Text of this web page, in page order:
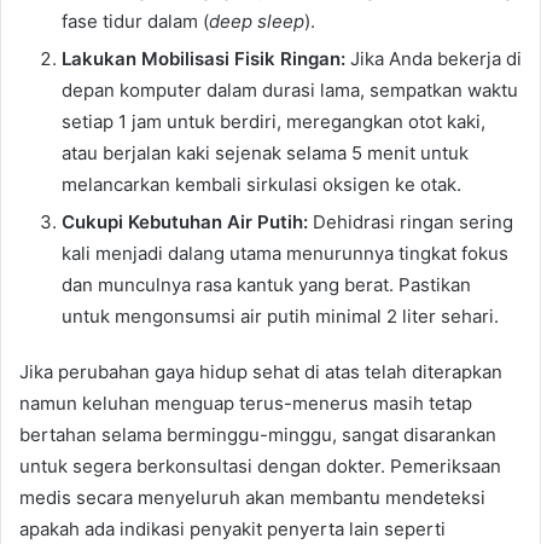
fase tidur dalam (deep sleep).
Lakukan Mobilisasi Fisik Ringan: Jika Anda bekerja di
depan komputer dalam durasi lama, sempatkan waktu
setiap 1 jam untuk berdiri, meregangkan otot kaki,
atau berjalan kaki sejenak selama 5 menit untuk
melancarkan kembali sirkulasi oksigen ke otak.
Cukupi Kebutuhan Air Putih: Dehidrasi ringan sering
kali menjadi dalang utama menurunnya tingkat fokus
dan munculnya rasa kantuk yang berat. Pastikan
untuk mengonsumsi air putih minimal 2 liter sehari.
Jika perubahan gaya hidup sehat di atas telah diterapkan
namun keluhan menguap terus-menerus masih tetap
bertahan selama berminggu-minggu, sangat disarankan
untuk segera berkonsultasi dengan dokter. Pemeriksaan
medis secara menyeluruh akan membantu mendeteksi
apakah ada indikasi penyakit penyerta lain seperti